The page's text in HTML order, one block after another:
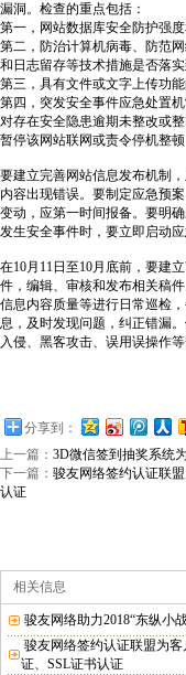
漏洞。检查的重点包括：
第一，网站数据库安全防护强
第二，防治计算机病毒、防范
和日志留存等技术措施是否落实
第三，具有文件或文字上传功
第四，突发安全事件应急处置机
对存在安全隐患逾期未整改或
暂停该网站联网或责令停机整
要建立完善网站信息发布机制
内容出现错误。要制定应急预
变动，应第一时间报备。要明
发生安全事件时，要立即启动
在10月11日至10月底前，要建
件，编辑、审核和发布相关稿
信息内容质量等进行日常巡检
息，及时发现问题，纠正错漏
入侵、黑客攻击、误用误操作等
分享到：
上一篇： 3D微信签到抽奖系统
下一篇： 骏友网络签约认证联
认证
相关信息
骏友网络助力2018“东纵小
骏友网络签约认证联盟为
证、SSL证书认证